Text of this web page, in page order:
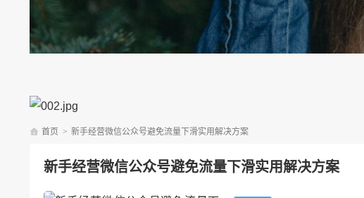
首页 > 新手经营微信公众号避免流量下滑实用解决方案
新手经营微信公众号避免流量下滑实用解决方案